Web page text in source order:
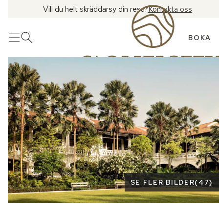
Vill du helt skräddarsy din resa?Kontakta oss
MenyÖppna sök BOKA
Se fler bilder
SE FLER BILDER(47)